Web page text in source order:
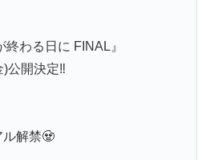
終わる日に FINAL』
)公開決定‼️
ル解禁🧟